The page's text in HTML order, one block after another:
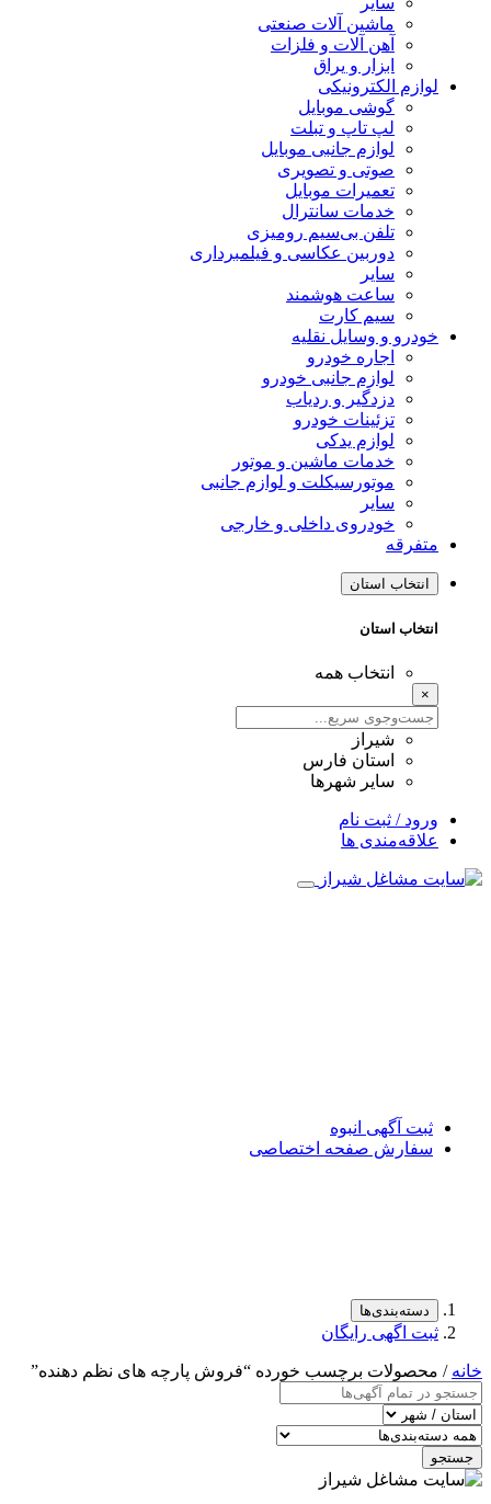
ماشین آلات صنعتی
آهن آلات و فلزات
ابزار و یراق
لوازم الکترونیکی
گوشی موبایل
لپ تاپ و تبلت
لوازم جانبی موبایل
صوتی و تصویری
تعمیرات موبایل
خدمات سانترال
تلفن بی‌سیم رومیزی
دوربین عکاسی و فیلمبرداری
سایر
ساعت هوشمند
سیم کارت
خودرو و وسایل نقلیه
اجاره خودرو
لوازم جانبی خودرو
دزدگیر و ردیاب
تزئینات خودرو
لوازم یدکی
خدمات ماشین و موتور
موتورسیکلت و لوازم جانبی
سایر
خودروی داخلی و خارجی
متفرقه
انتخاب استان
انتخاب استان
انتخاب همه
×
شیراز
استان فارس
سایر شهرها
ورود / ثبت نام
علاقه‌مندی ها
ثبت آگهی انبوه
سفارش صفحه اختصاصی
دسته‌بندی‌ها
ثبت اگهی رایگان
خانه / محصولات برچسب خورده “فروش پارچه های نظم دهنده”
جستجو